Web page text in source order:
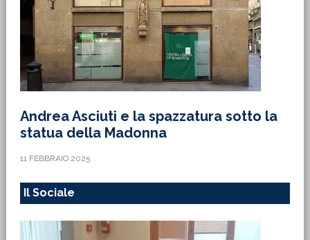
Andrea Asciuti e la spazzatura sotto la
statua della Madonna
11 FEBBRAIO 2025
Il Sociale